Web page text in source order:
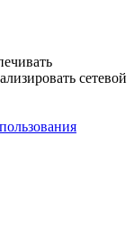
сетевой